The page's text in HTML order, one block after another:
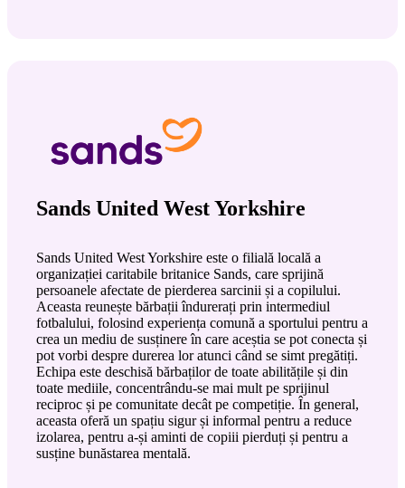
Sands United West Yorkshire
Sands United West Yorkshire este o filială locală a
organizației caritabile britanice Sands, care sprijină
persoanele afectate de pierderea sarcinii și a copilului.
Aceasta reunește bărbații îndurerați prin intermediul
fotbalului, folosind experiența comună a sportului pentru a
crea un mediu de susținere în care aceștia se pot conecta și
pot vorbi despre durerea lor atunci când se simt pregătiți.
Echipa este deschisă bărbaților de toate abilitățile și din
toate mediile, concentrându-se mai mult pe sprijinul
reciproc și pe comunitate decât pe competiție. În general,
aceasta oferă un spațiu sigur și informal pentru a reduce
izolarea, pentru a-și aminti de copiii pierduți și pentru a
susține bunăstarea mentală.